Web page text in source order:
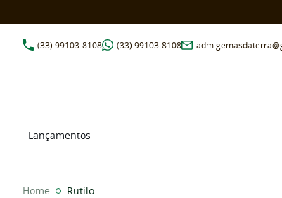
(33) 99103-8108 (33) 99103-8108
Lançamentos
Home Rutilo